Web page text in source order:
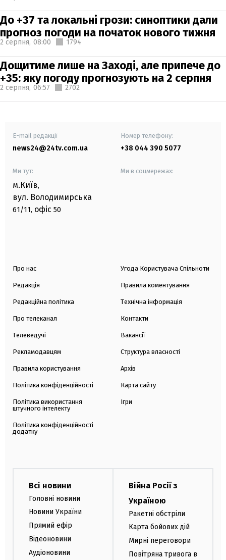
До +37 та локальні грози: синоптики дали
прогноз погоди на початок нового тижня
2 серпня, 08:00 1794
Дощитиме лише на Заході, але припече до
+35: яку погоду прогнозують на 2 серпня
2 серпня, 06:57 2702
E-mail редакції
news24@24tv.com.ua
Номер телефону:
+38 044 390 5077
Ми тут:
м.Київ,
вул. Володимирська
61/11, офіс 50
Ми в соцмережах:
Про нас
Редакція
Редакційна політика
Про телеканал
Телеведучі
Рекламодавцям
Правила користування
Політика конфіденційності
Політика використання
штучного інтелекту
Політика конфіденційності
додатку
Угода Користувача Спільноти
Правила коментування
Технічна інформація
Контакти
Вакансії
Структура власності
Архів
Карта сайту
Ігри
Всі новини
Головні новини
Новини України
Прямий ефір
Відеоновини
Аудіоновини
Війна Росії з
Україною
Ракетні обстріли
Карта бойових дій
Мирні переговори
Повітряна тривога в